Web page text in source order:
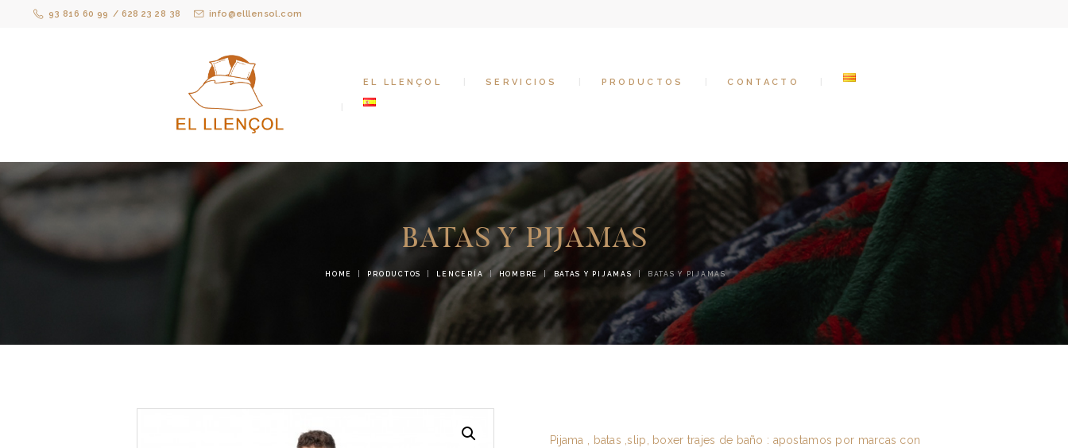
93 816 60 99 / 628 23 28 38 info@elllensol.com
EL LLENÇOL SERVICIOS PRODUCTOS CONTACTO
BATAS Y PIJAMAS
HOME PRODUCTOS LENCERÍA HOMBRE BATAS Y PIJAMAS BATAS Y PIJAMAS
Pijama , batas ,slip, boxer trajes de baño : apostamos por marcas con